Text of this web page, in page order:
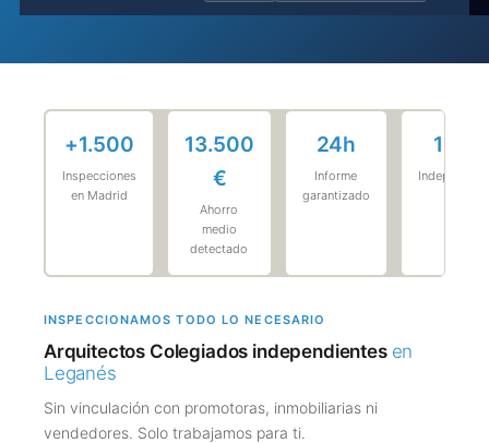
+1.500
Inspecciones
en Madrid
13.500
€
Ahorro
medio
detectado
24h
Informe
garantizado
100%
INSPECCIONAMOS TODO LO NECESARIO
Arquitectos Colegiados independientes en
Leganés
Sin vinculación con promotoras, inmobiliarias ni
vendedores. Solo trabajamos para ti.